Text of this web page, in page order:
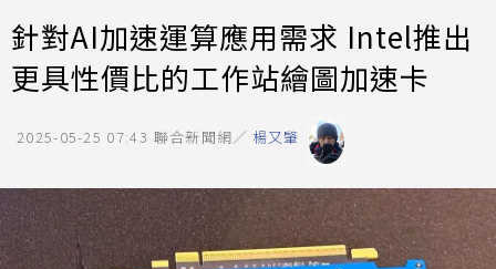
針對AI加速運算應用需求 Intel推出
更具性價比的工作站繪圖加速卡
2025-05-25 07:43 聯合新聞網／ 楊又肇